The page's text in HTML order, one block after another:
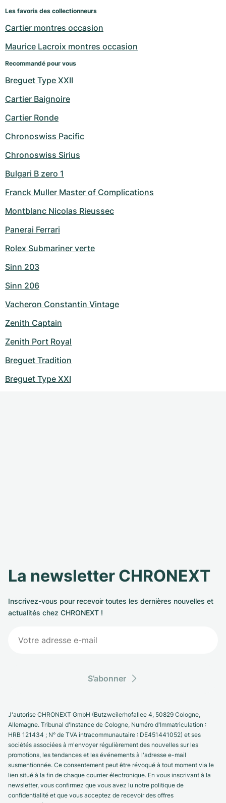
Les favoris des collectionneurs
Cartier montres occasion
Maurice Lacroix montres occasion
Recommandé pour vous
Breguet Type XXII
Cartier Baignoire
Cartier Ronde
Chronoswiss Pacific
Chronoswiss Sirius
Bulgari B zero 1
Franck Muller Master of Complications
Montblanc Nicolas Rieussec
Panerai Ferrari
Rolex Submariner verte
Sinn 203
Sinn 206
Vacheron Constantin Vintage
Zenith Captain
Zenith Port Royal
Breguet Tradition
Breguet Type XXI
La newsletter CHRONEXT
Inscrivez-vous pour recevoir toutes les dernières nouvelles et
actualités chez CHRONEXT !
S’abonner
J'autorise CHRONEXT GmbH (Butzweilerhofallee 4, 50829 Cologne,
Allemagne. Tribunal d'Instance de Cologne, Numéro d'Immatriculation :
HRB 121434 ; N° de TVA intracommunautaire : DE451441052) et ses
sociétés associées à m'envoyer régulièrement des nouvelles sur les
promotions, les tendances et les événements à l'adresse e-mail
susmentionnée. Ce consentement peut être révoqué à tout moment via le
lien situé à la fin de chaque courrier électronique. En vous inscrivant à la
newsletter, vous confirmez que vous avez lu notre politique de
confidentialité et que vous acceptez de recevoir des offres